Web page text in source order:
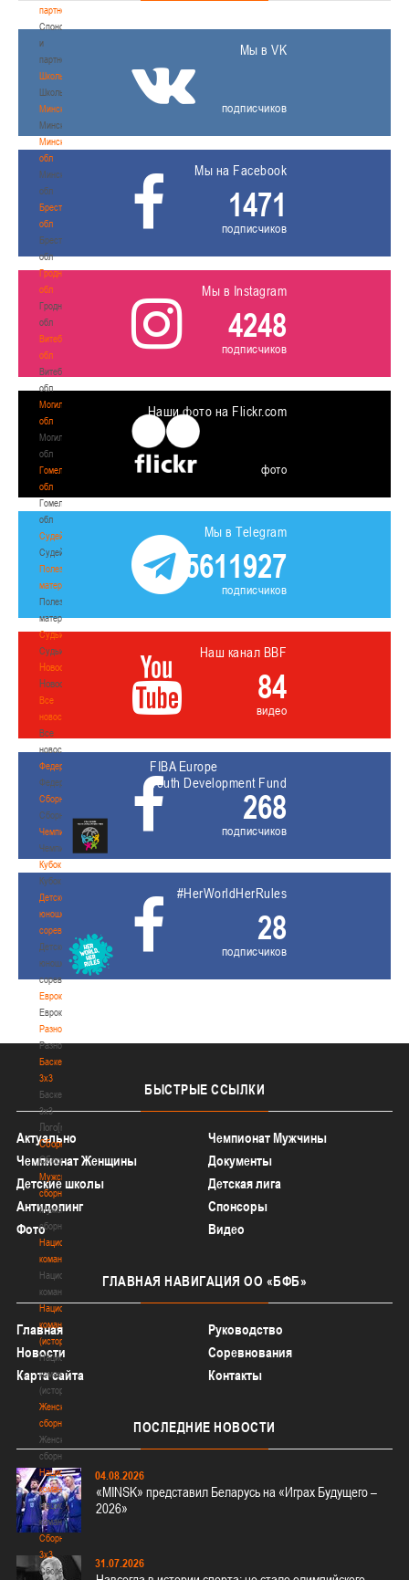
партнеры
Спонсоры
и
партнеры
Школы
Школы
Минск
Минск
Минская
обл
Минская
обл
Брестская
обл
Брестская
обл
Гродненская
обл
Гродненская
обл
Витебская
обл
Витебская
обл
Могилевская
обл
Могилевская
обл
Гомельская
обл
Гомельская
обл
Судейство
Судейство
Полезные
материалы
Полезные
материалы
Судьи
Судьи
Новости
Новости
Все
новости
Все
новости
Федерация
Федерация
Сборные
Сборные
Чемпионат
Чемпионат
Кубок
Кубок
Детско-
юношеские
соревнования
Детско-
юношеские
соревнования
Еврокубки
Еврокубки
Разное
Разное
Баскетбол
3х3
Баскетбол
3х3
Лого[modid=121]
Сборные
Сборные
Мужские
сборные
Мужские
сборные
Национальная
команда
Национальная
команда
Национальная
команда
(история)
Национальная
команда
(история)
Женские
сборные
Женские
сборные
Национальная
команда
Национальная
команда
Сборные
3х3
Сборные
Мы в VK
подписчиков
Мы на Facebook
1471
подписчиков
Мы в Instagram
4248
подписчиков
Наши фото на Flickr.com
фото
Мы в Telegram
5611927
подписчиков
Наш канал BBF
84
видео
FIBA Europe
Youth Development Fund
268
подписчиков
#HerWorldHerRules
28
подписчиков
БЫСТРЫЕ ССЫЛКИ
Актуально
Чемпионат Мужчины
Чемпионат Женщины
Документы
Детские школы
Детская лига
Антидопинг
Спонсоры
Фото
Видео
ГЛАВНАЯ НАВИГАЦИЯ ОО «БФБ»
Главная
Руководство
Новости
Соревнования
Карта сайта
Контакты
ПОСЛЕДНИЕ НОВОСТИ
04.08.2026
«MINSK» представил Беларусь на «Играх Будущего –
2026»
31.07.2026